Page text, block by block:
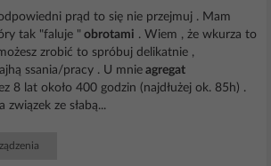
prąd to się nie przejmuj . Mam
tak "faluje " obrotami . Wiem , że wkurza to
zrobić to spróbuj delikatnie ,
ssania/pracy . U mnie agregat
8 lat około 400 godzin (najdłużej ok. 85h) .
związek ze słabą...